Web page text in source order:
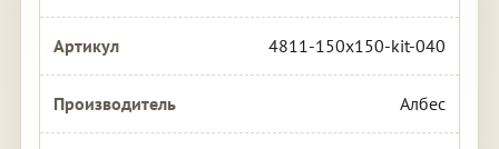
4811-150x150-kit-040
Албес